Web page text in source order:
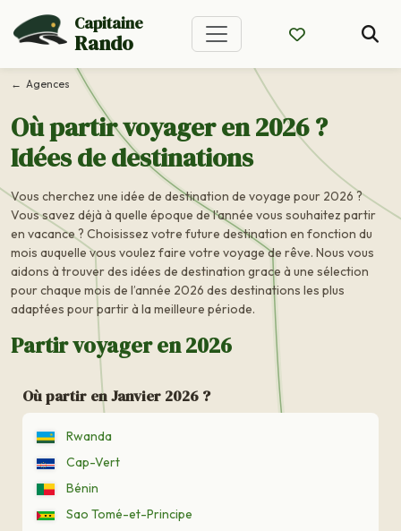
Capitaine
Rando
Agences
Où partir voyager en 2026 ?
Idées de destinations
Vous cherchez une idée de destination de voyage pour 2026 ?
Vous savez déjà à quelle époque de l'année vous souhaitez partir
en vacance ? Choisissez votre future destination en fonction du
mois auquelle vous voulez faire votre voyage de rêve. Nous vous
aidons à trouver des idées de destination grace à une sélection
pour chaque mois de l’année 2026 des destinations les plus
adaptées pour partir à la meilleure période.
Partir voyager en 2026
Où partir en Janvier 2026 ?
Rwanda
Cap-Vert
Bénin
Sao Tomé-et-Principe